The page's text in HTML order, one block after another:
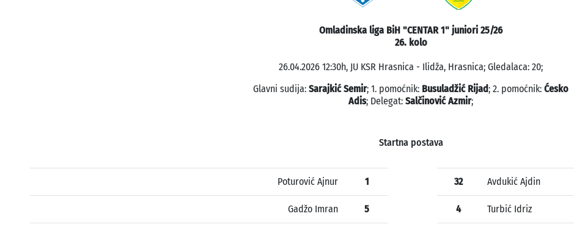
Omladinska liga BiH "CENTAR 1" juniori 25/26
26. kolo
26.04.2026 12:30h, JU KSR Hrasnica - Ilidža, Hrasnica; Gledalaca: 20;
Glavni sudija: Sarajkić Semir; 1. pomoćnik: Busuladžić Rijad; 2. pomoćnik: Ćesko
Adis; Delegat: Salčinović Azmir;
Startna postava
Poturović Ajnur 1
Gadžo Imran 5
32 Avdukić Ajdin
4 Turbić Idriz